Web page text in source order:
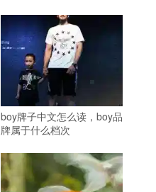
boy牌子中文怎么读，boy品
牌属于什么档次